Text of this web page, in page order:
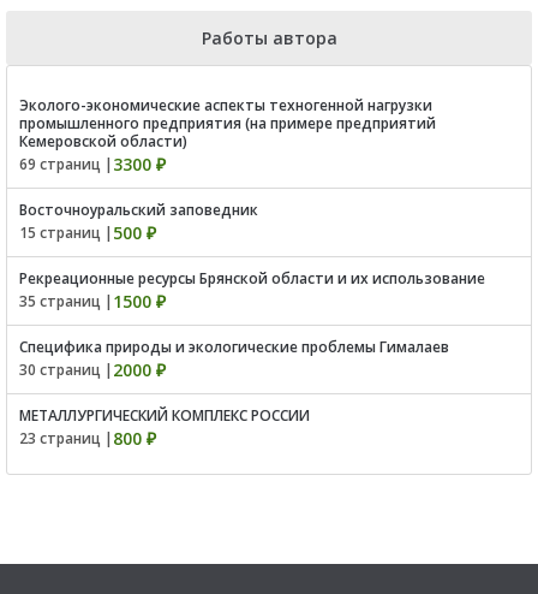
Работы автора
Эколого-экономические аспекты техногенной нагрузки
промышленного предприятия (на примере предприятий
Кемеровской области)
69 страниц | 3300 ₽
Восточноуральский заповедник
15 страниц | 500 ₽
Рекреационные ресурсы Брянской области и их использование
35 страниц | 1500 ₽
Специфика природы и экологические проблемы Гималаев
30 страниц | 2000 ₽
МЕТАЛЛУРГИЧЕСКИЙ КОМПЛЕКС РОССИИ
23 страниц | 800 ₽